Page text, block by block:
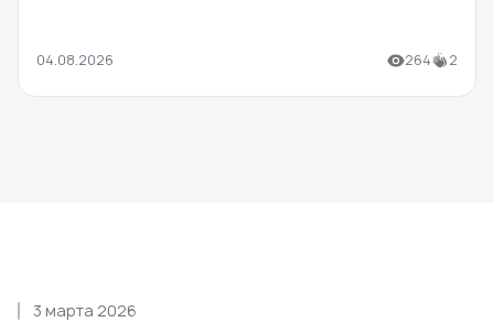
04.08.2026 264 2
3 марта 2026